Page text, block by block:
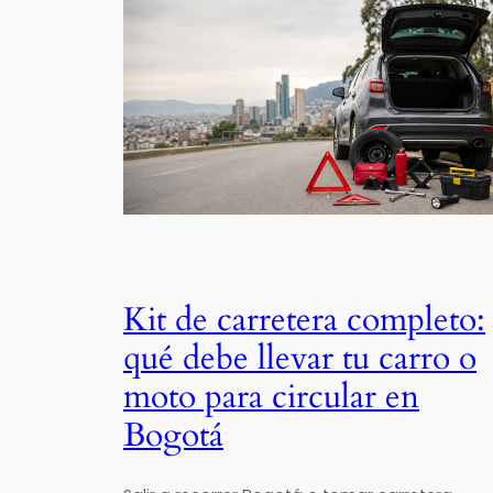
Kit de carretera completo:
qué debe llevar tu carro o
moto para circular en
Bogotá